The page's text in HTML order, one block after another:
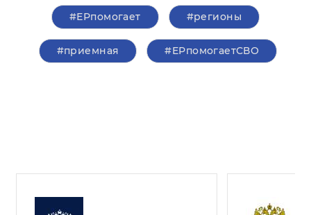
#ЕРпомогает #регионы
#приемная #ЕРпомогаетСВО